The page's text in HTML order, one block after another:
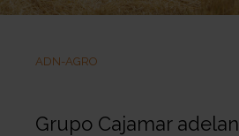
ADN-AGRO
Grupo Cajamar